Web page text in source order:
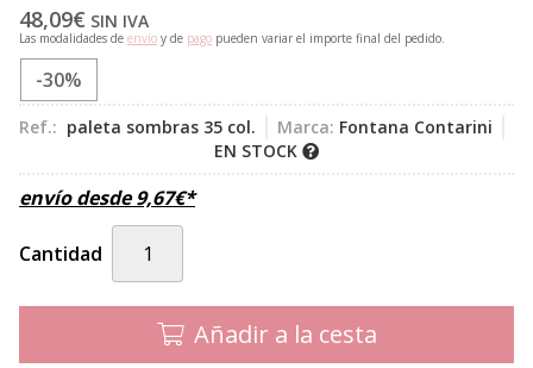
48,09€ SIN IVA
Las modalidades de envío y de pago pueden variar el importe final del pedido.
-30%
Ref.: paleta sombras 35 col. Marca: Fontana Contarini
EN STOCK
envío desde9,67€*
Cantidad
Añadir a la cesta